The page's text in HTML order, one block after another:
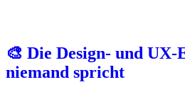
🎨 Die Design- und UX-
niemand spricht